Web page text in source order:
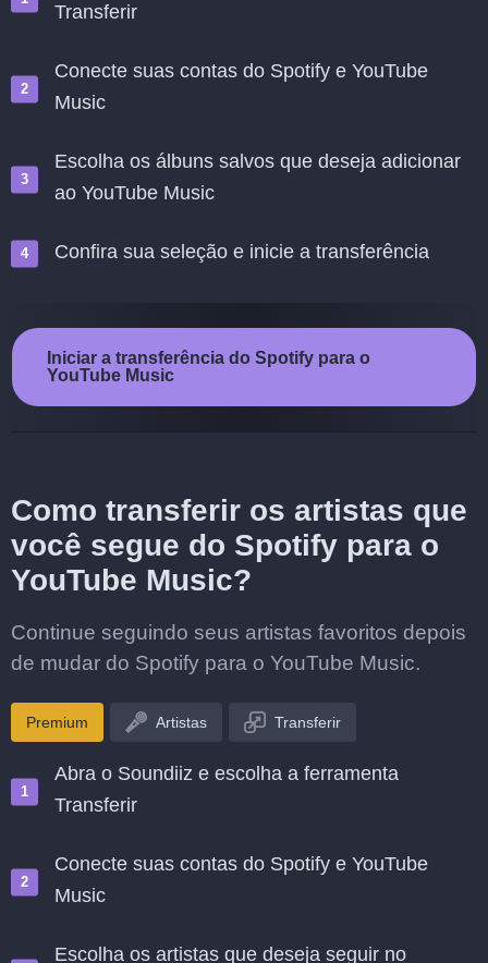
Transferir
Conecte suas contas do Spotify e YouTube
Music
Escolha os álbuns salvos que deseja adicionar
ao YouTube Music
Confira sua seleção e inicie a transferência
Iniciar a transferência do Spotify para o
YouTube Music
Como transferir os artistas que
você segue do Spotify para o
YouTube Music?
Continue seguindo seus artistas favoritos depois
de mudar do Spotify para o YouTube Music.
Premium Artistas Transferir
Abra o Soundiiz e escolha a ferramenta
Transferir
Conecte suas contas do Spotify e YouTube
Music
Escolha os artistas que deseja seguir no